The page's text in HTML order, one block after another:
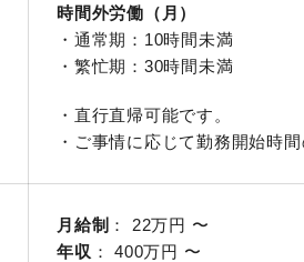
時間外労働（月）
・通常期：10時間未満
・繁忙期：30時間未満
・直行直帰可能です。
・ご事情に応じて勤務開始時
月給制 ： 22万円 〜
年収 ： 400万円 〜